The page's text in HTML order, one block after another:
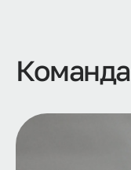
Команда